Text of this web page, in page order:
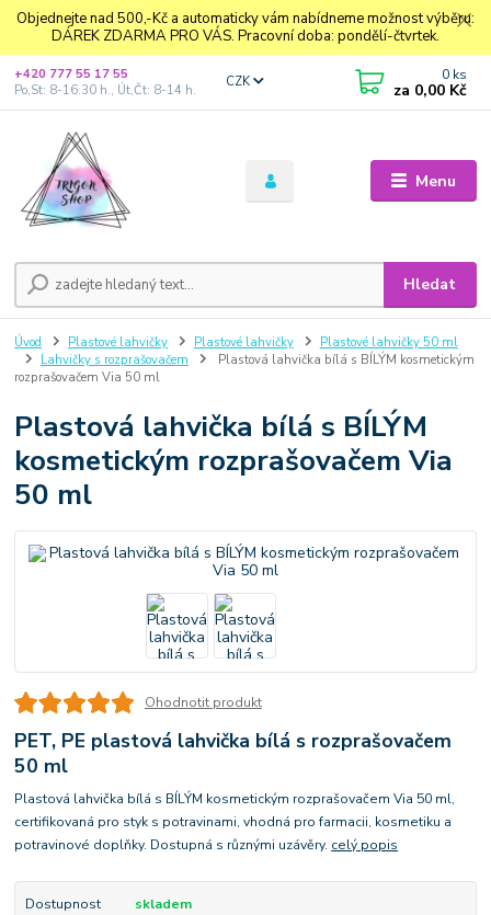
Objednejte nad 500,-Kč a automaticky vám nabídneme možnost výběru:
DÁREK ZDARMA PRO VÁS. Pracovní doba: pondělí-čtvrtek.
Menu
CZK
Hledat
+420 777 55 17 55
Po,St: 8-16.30 h., Út,Čt: 8-14 h.
0 ks
za 0,00 Kč
Úvod Plastové lahvičky Plastové lahvičky
Plastové lahvičky 50 ml
Lahvičky s rozprašovačem
Plastová lahvička bílá s BÍLÝM kosmetickým
rozprašovačem Via 50 ml
Plastová lahvička bílá s BÍLÝM
kosmetickým rozprašovačem Via
50 ml
Ohodnotit produkt
PET, PE plastová lahvička bílá s rozprašovačem
50 ml
Plastová lahvička bílá s BÍLÝM kosmetickým rozprašovačem Via 50 ml,
certifikovaná pro styk s potravinami, vhodná pro farmacii, kosmetiku a
potravinové doplňky. Dostupná s různými uzávěry. celý popis
Dostupnost skladem